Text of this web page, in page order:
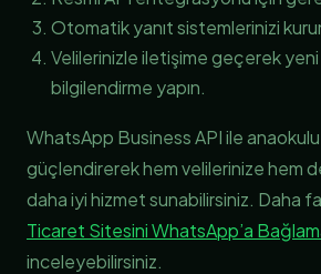
Otomatik yanıt sistemlerinizi
Velilerinizle iletişime geçerek yeni
bilgilendirme yapın.
WhatsApp Business API ile anaokulu
güçlendirerek hem velilerinize hem
daha iyi hizmet sunabilirsiniz. Daha
Ticaret Sitesini WhatsApp’a
inceleyebilirsiniz.